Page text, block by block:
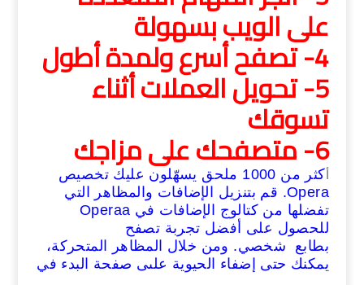
على الويب بسهولة
4- تصفح أسرع ولمدة أطول
5- تحويل العملات أثناء
تسوقك
6- متصفحك على مزاجك
أكثر من 1000 ملحق يسهّلون عليك
تخصيص
Opera. قم بتنزيل الإضافات والمظاهر التي
تفضلها من كتالوج الإضافات
في Operaa
للحصول على أفضل تجربة تصفح
بطابع
شخصي. ومن خلال المظاهر المتحركة،
يمكنك حتى إضفاء الحيوية علىى صفحة البدء في